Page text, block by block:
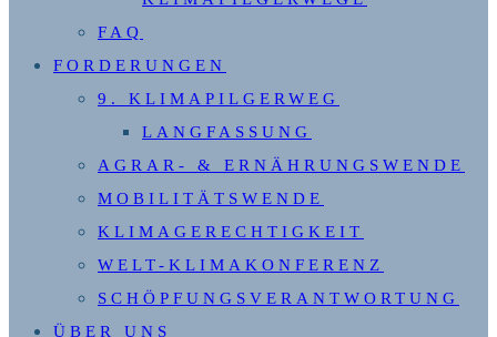
FAQ
FORDERUNGEN
9. KLIMAPILGERWEG
LANGFASSUNG
AGRAR- & ERNÄHRUNGSWENDE
MOBILITÄTSWENDE
KLIMAGERECHTIGKEIT
WELT-KLIMAKONFERENZ
SCHÖPFUNGSVERANTWORTUNG
ÜBER UNS